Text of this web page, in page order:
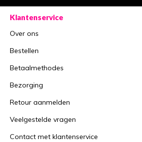
Klantenservice
Over ons
Bestellen
Betaalmethodes
Bezorging
Retour aanmelden
Veelgestelde vragen
Contact met klantenservice